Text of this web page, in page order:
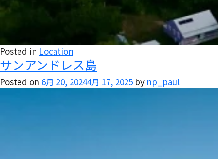
Posted in Location
サンアンドレス島
Posted on 6月 20, 20244月 17, 2025 by np_paul